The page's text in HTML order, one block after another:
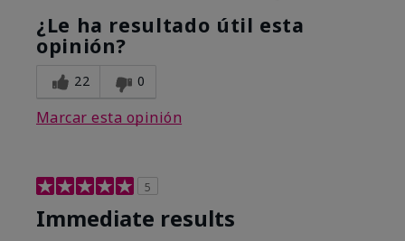
¿Le ha resultado útil esta
opinión?
22 0
Marcar esta opinión
5
Immediate results